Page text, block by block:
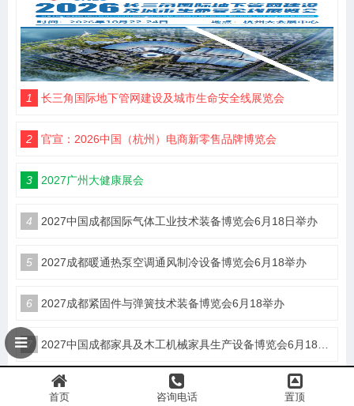
1 长三角国际地下管网建设及城市生命安全线展览会
2 官宣：2026中国（杭州）电商新零售品牌博览会
3 2027广州大健康展会
4 2027中国成都国际气体工业技术装备博览会6月18日举办
5 2027成都暖通热泵空调通风制冷设备博览会6月18举办
6 2027成都紧固件与弹簧技术装备博览会6月18举办
7 2027中国成都家具及木工机械家具生产设备博览会6月18举办
2027中国成都铸造与压铸工业技术装备博览会6月18举办
首页 咨询电话 置顶